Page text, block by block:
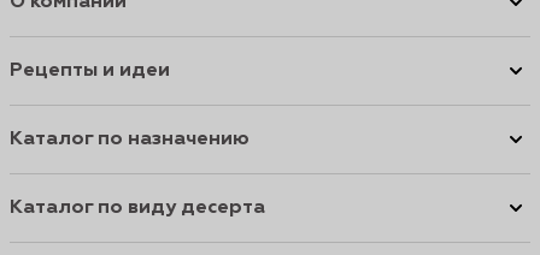
Рецепты и идеи
Каталог по назначению
Каталог по виду десерта